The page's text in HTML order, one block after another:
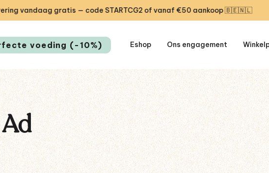
vandaag gratis — code STARTCG2 of vanaf €50 aankoop 🇧🇪🇳🇱
voeding (-10%) Eshop Ons engagement